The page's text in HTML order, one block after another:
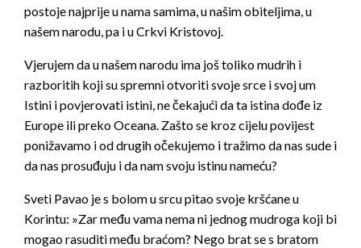
postoje najprije u nama samima, u našim obiteljima, u
našem narodu, pa i u Crkvi Kristovoj.
Vjerujem da u našem narodu ima još toliko mudrih i
razboritih koji su spremni otvoriti svoje srce i svoj um
Istini i povjerovati istini, ne čekajući da ta istina dođe iz
Europe ili preko Oceana. Zašto se kroz cijelu povijest
ponižavamo i od drugih očekujemo i tražimo da nas sude i
da nas prosuđuju i da nam svoju istinu nameću?
Sveti Pavao je s bolom u srcu pitao svoje kršćane u
Korintu: »Zar među vama nema ni jednog mudroga koji bi
mogao rasuditi među braćom? Nego brat se s bratom